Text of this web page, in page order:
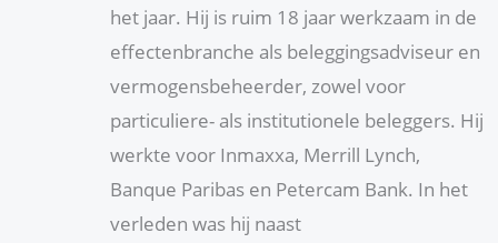
het jaar. Hij is ruim 18 jaar werkzaam in de
effectenbranche als beleggingsadviseur en
vermogensbeheerder, zowel voor
particuliere- als institutionele beleggers. Hij
werkte voor Inmaxxa, Merrill Lynch,
Banque Paribas en Petercam Bank. In het
verleden was hij naast